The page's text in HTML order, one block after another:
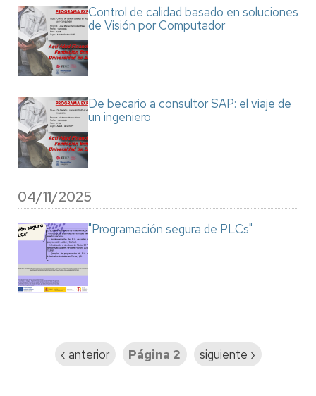
Control de calidad basado en soluciones
de Visión por Computador
De becario a consultor SAP: el viaje de
un ingeniero
04/11/2025
"Programación segura de PLCs"
Página
‹ anterior Página 2
Siguiente
siguiente ›